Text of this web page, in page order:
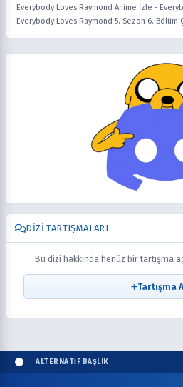
Everybody Loves Raymond Anime İzle -
Everybody Loves Raymond 5. Sezon 6. Bölüm
DIZI TARTIŞMALARI
Bu dizi hakkında henüz bir tartışma
Tartışma
ALTERNATİF BAŞLIK